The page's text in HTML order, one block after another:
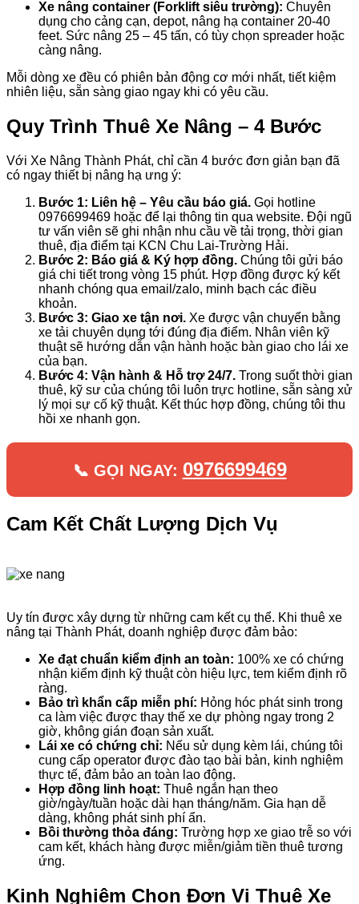
Xe nâng container (Forklift siêu trường): Chuyên
dụng cho cảng cạn, depot, nâng hạ container 20-40
feet. Sức nâng 25 – 45 tấn, có tùy chọn spreader hoặc
càng nâng.
Mỗi dòng xe đều có phiên bản động cơ mới nhất, tiết kiệm
nhiên liệu, sẵn sàng giao ngay khi có yêu cầu.
Quy Trình Thuê Xe Nâng – 4 Bước
Với Xe Nâng Thành Phát, chỉ cần 4 bước đơn giản bạn đã
có ngay thiết bị nâng hạ ưng ý:
Bước 1: Liên hệ – Yêu cầu báo giá. Gọi hotline
0976699469 hoặc để lại thông tin qua website. Đội ngũ
tư vấn viên sẽ ghi nhận nhu cầu về tải trọng, thời gian
thuê, địa điểm tại KCN Chu Lai-Trường Hải.
Bước 2: Báo giá & Ký hợp đồng. Chúng tôi gửi báo
giá chi tiết trong vòng 15 phút. Hợp đồng được ký kết
nhanh chóng qua email/zalo, minh bạch các điều
khoản.
Bước 3: Giao xe tận nơi. Xe được vận chuyển bằng
xe tải chuyên dụng tới đúng địa điểm. Nhân viên kỹ
thuật sẽ hướng dẫn vận hành hoặc bàn giao cho lái xe
của bạn.
Bước 4: Vận hành & Hỗ trợ 24/7. Trong suốt thời gian
thuê, kỹ sư của chúng tôi luôn trực hotline, sẵn sàng xử
lý mọi sự cố kỹ thuật. Kết thúc hợp đồng, chúng tôi thu
hồi xe nhanh gọn.
📞 GỌI NGAY: 0976699469
Cam Kết Chất Lượng Dịch Vụ
Uy tín được xây dựng từ những cam kết cụ thể. Khi thuê xe
nâng tại Thành Phát, doanh nghiệp được đảm bảo:
Xe đạt chuẩn kiểm định an toàn: 100% xe có chứng
nhận kiểm định kỹ thuật còn hiệu lực, tem kiểm định rõ
ràng.
Bảo trì khẩn cấp miễn phí: Hỏng hóc phát sinh trong
ca làm việc được thay thế xe dự phòng ngay trong 2
giờ, không gián đoạn sản xuất.
Lái xe có chứng chỉ: Nếu sử dụng kèm lái, chúng tôi
cung cấp operator được đào tạo bài bản, kinh nghiệm
thực tế, đảm bảo an toàn lao động.
Hợp đồng linh hoạt: Thuê ngắn hạn theo
giờ/ngày/tuần hoặc dài hạn tháng/năm. Gia hạn dễ
dàng, không phát sinh phí ẩn.
Bồi thường thỏa đáng: Trường hợp xe giao trễ so với
cam kết, khách hàng được miễn/giảm tiền thuê tương
ứng.
Kinh Nghiệm Chọn Đơn Vị Thuê Xe